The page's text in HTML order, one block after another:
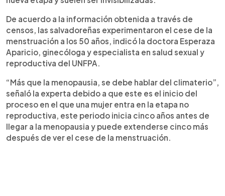
De acuerdo a la información obtenida a través de
censos, las salvadoreñas experimentaron el cese de la
menstruación a los 50 años, indicó la doctora Esperaza
Aparicio, ginecóloga y especialista en salud sexual y
reproductiva del UNFPA.
“Más que la menopausia, se debe hablar del climaterio”,
señaló la experta debido a que este es el inicio del
proceso en el que una mujer entra en la etapa no
reproductiva, este periodo inicia cinco años antes de
llegar a la menopausia y puede extenderse cinco más
después de ver el cese de la menstruación.